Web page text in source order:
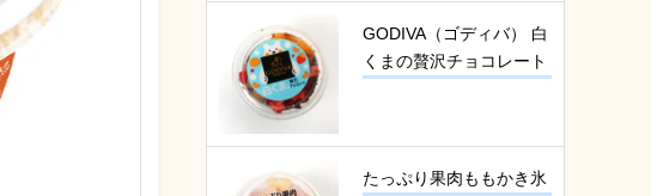
GODIVA（ゴディバ） 白
くまの贅沢チョコレート
たっぷり果肉ももかき氷